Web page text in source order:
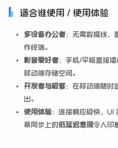
适合谁使用 / 使用体验
多设备办公者：无需数据线，
作终端。
影音爱好者：手机/平板直接
移动端存储空间。
开发者与极客：在移动端随时
出。
使用体验：连接响应极快，UI
幕同步上的低延迟表现令人印